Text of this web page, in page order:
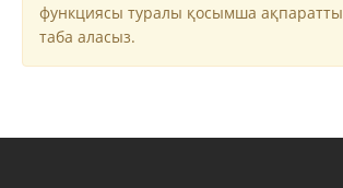
функциясы туралы қосымша ақпаратты
таба аласыз.